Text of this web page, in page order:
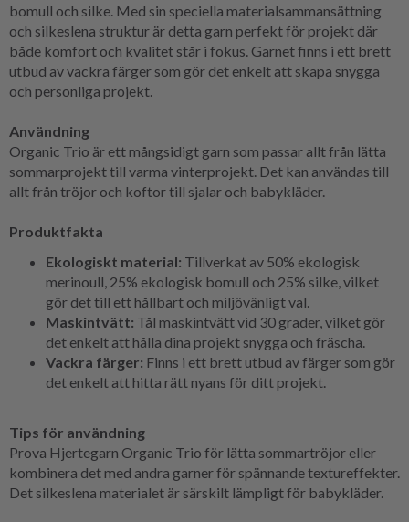
bomull och silke. Med sin speciella materialsammansättning
och silkeslena struktur är detta garn perfekt för projekt där
både komfort och kvalitet står i fokus. Garnet finns i ett brett
utbud av vackra färger som gör det enkelt att skapa snygga
och personliga projekt.
Användning
Organic Trio är ett mångsidigt garn som passar allt från lätta
sommarprojekt till varma vinterprojekt. Det kan användas till
allt från tröjor och koftor till sjalar och babykläder.
Produktfakta
Ekologiskt material: Tillverkat av 50% ekologisk
merinoull, 25% ekologisk bomull och 25% silke, vilket
gör det till ett hållbart och miljövänligt val.
Maskintvätt: Tål maskintvätt vid 30 grader, vilket gör
det enkelt att hålla dina projekt snygga och fräscha.
Vackra färger: Finns i ett brett utbud av färger som gör
det enkelt att hitta rätt nyans för ditt projekt.
Tips för användning
Prova Hjertegarn Organic Trio för lätta sommartröjor eller
kombinera det med andra garner för spännande textureffekter.
Det silkeslena materialet är särskilt lämpligt för babykläder.